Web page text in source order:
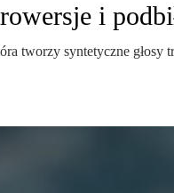
i
tworzy syntetyczne